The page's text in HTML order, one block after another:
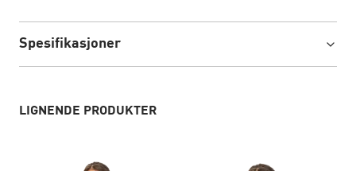
Spesifikasjoner
LIGNENDE PRODUKTER